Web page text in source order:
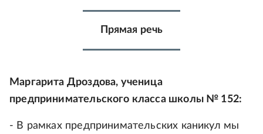
Прямая речь
Маргарита Дроздова, ученица
предпринимательского класса школы № 152:
- В рамках предпринимательских каникул мы